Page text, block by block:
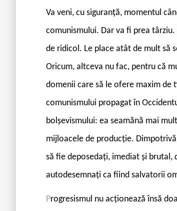
Va veni, cu siguranță, momentul
comunismului. Dar va fi prea
de ridicol. Le place atât de mult să
Oricum, altceva nu fac, pentru că
domenii care să le ofere maxim de
comunismului propagat în
bolșevismului: ea seamănă mai
mijloacele de producție.
să fie deposedați, imediat și
autodesemnați ca fiind salvatorii
Progresismul nu acționează însă